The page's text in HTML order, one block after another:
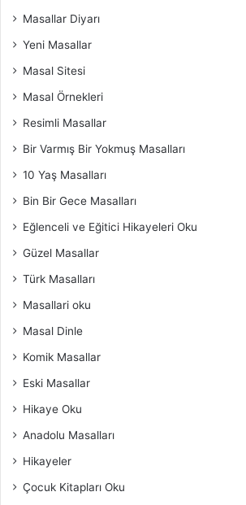
Masallar Diyarı
Yeni Masallar
Masal Sitesi
Masal Örnekleri
Resimli Masallar
Bir Varmış Bir Yokmuş Masalları
10 Yaş Masalları
Bin Bir Gece Masalları
Eğlenceli ve Eğitici Hikayeleri Oku
Güzel Masallar
Türk Masalları
Masallari oku
Masal Dinle
Komik Masallar
Eski Masallar
Hikaye Oku
Anadolu Masalları
Hikayeler
Çocuk Kitapları Oku